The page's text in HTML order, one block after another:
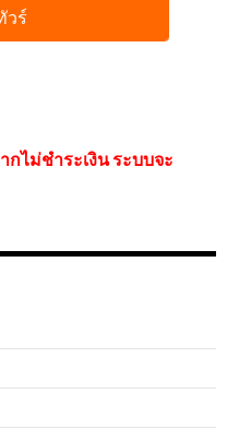
ไม่ชำระเงิน ระบบจะ